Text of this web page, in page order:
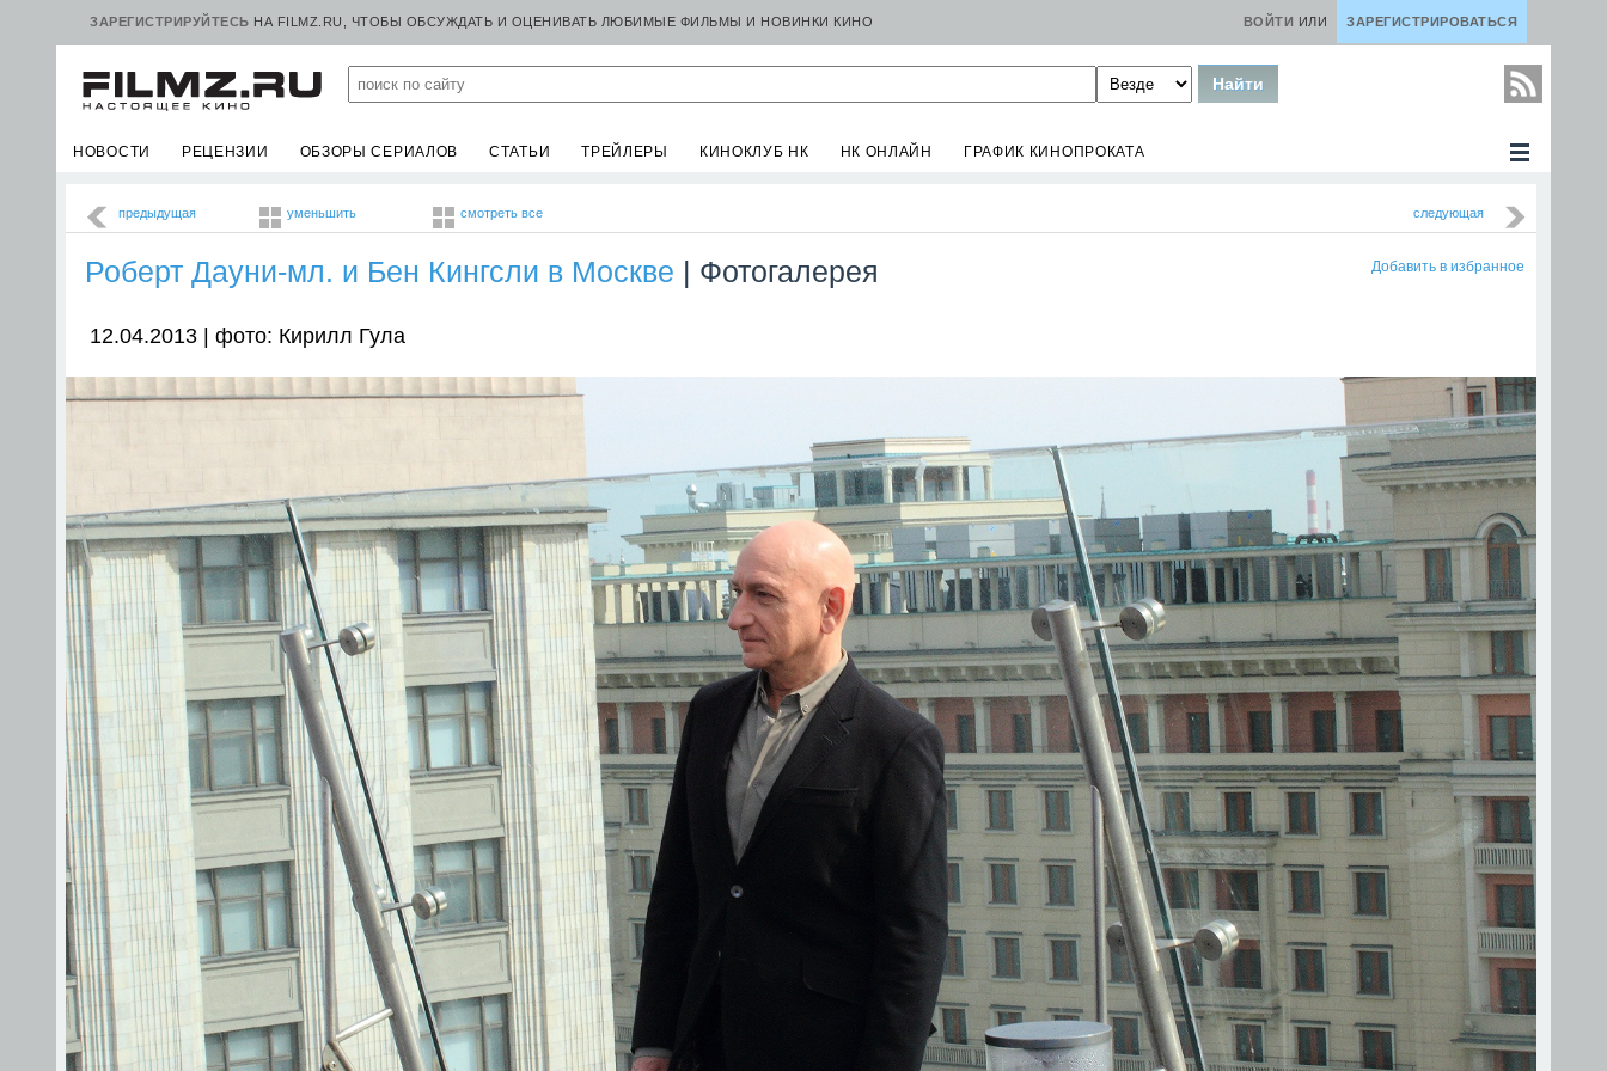
ЗАРЕГИСТРИРУЙТЕСЬ НА FILMZ.RU, ЧТОБЫ ОБСУЖДАТЬ И ОЦЕНИВАТЬ ЛЮБИМЫЕ ФИЛЬМЫ И НОВИНКИ КИНО ЗАРЕГИСТРИРОВАТЬСЯ
ВОЙТИ ИЛИ
НОВОСТИ РЕЦЕНЗИИ ОБЗОРЫ СЕРИАЛОВ СТАТЬИ ТРЕЙЛЕРЫ КИНОКЛУБ НК НК ОНЛАЙН ГРАФИК КИНОПРОКАТА
предыдущая уменьшить смотреть все следующая
Добавить в избранное
Роберт Дауни-мл. и Бен Кингсли в Москве | Фотогалерея
12.04.2013 | фото: Кирилл Гула